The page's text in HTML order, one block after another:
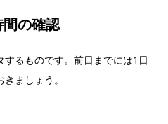
間の確認
るものです。前日までには1日
ましょう。